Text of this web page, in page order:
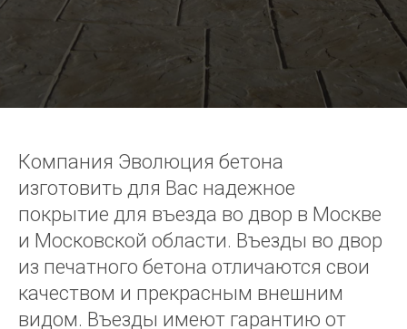
Компания Эволюция бетона
изготовить для Вас надежное
покрытие для въезда во двор в Москве
и Московской области. Въезды во двор
из печатного бетона отличаются свои
качеством и прекрасным внешним
видом. Въезды имеют гарантию от